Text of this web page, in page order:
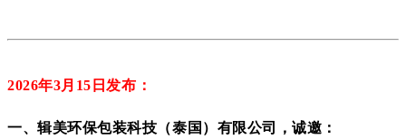
2026年3月15 日发布：
一、辑美环保包装科技（泰国）有限公司，诚邀：